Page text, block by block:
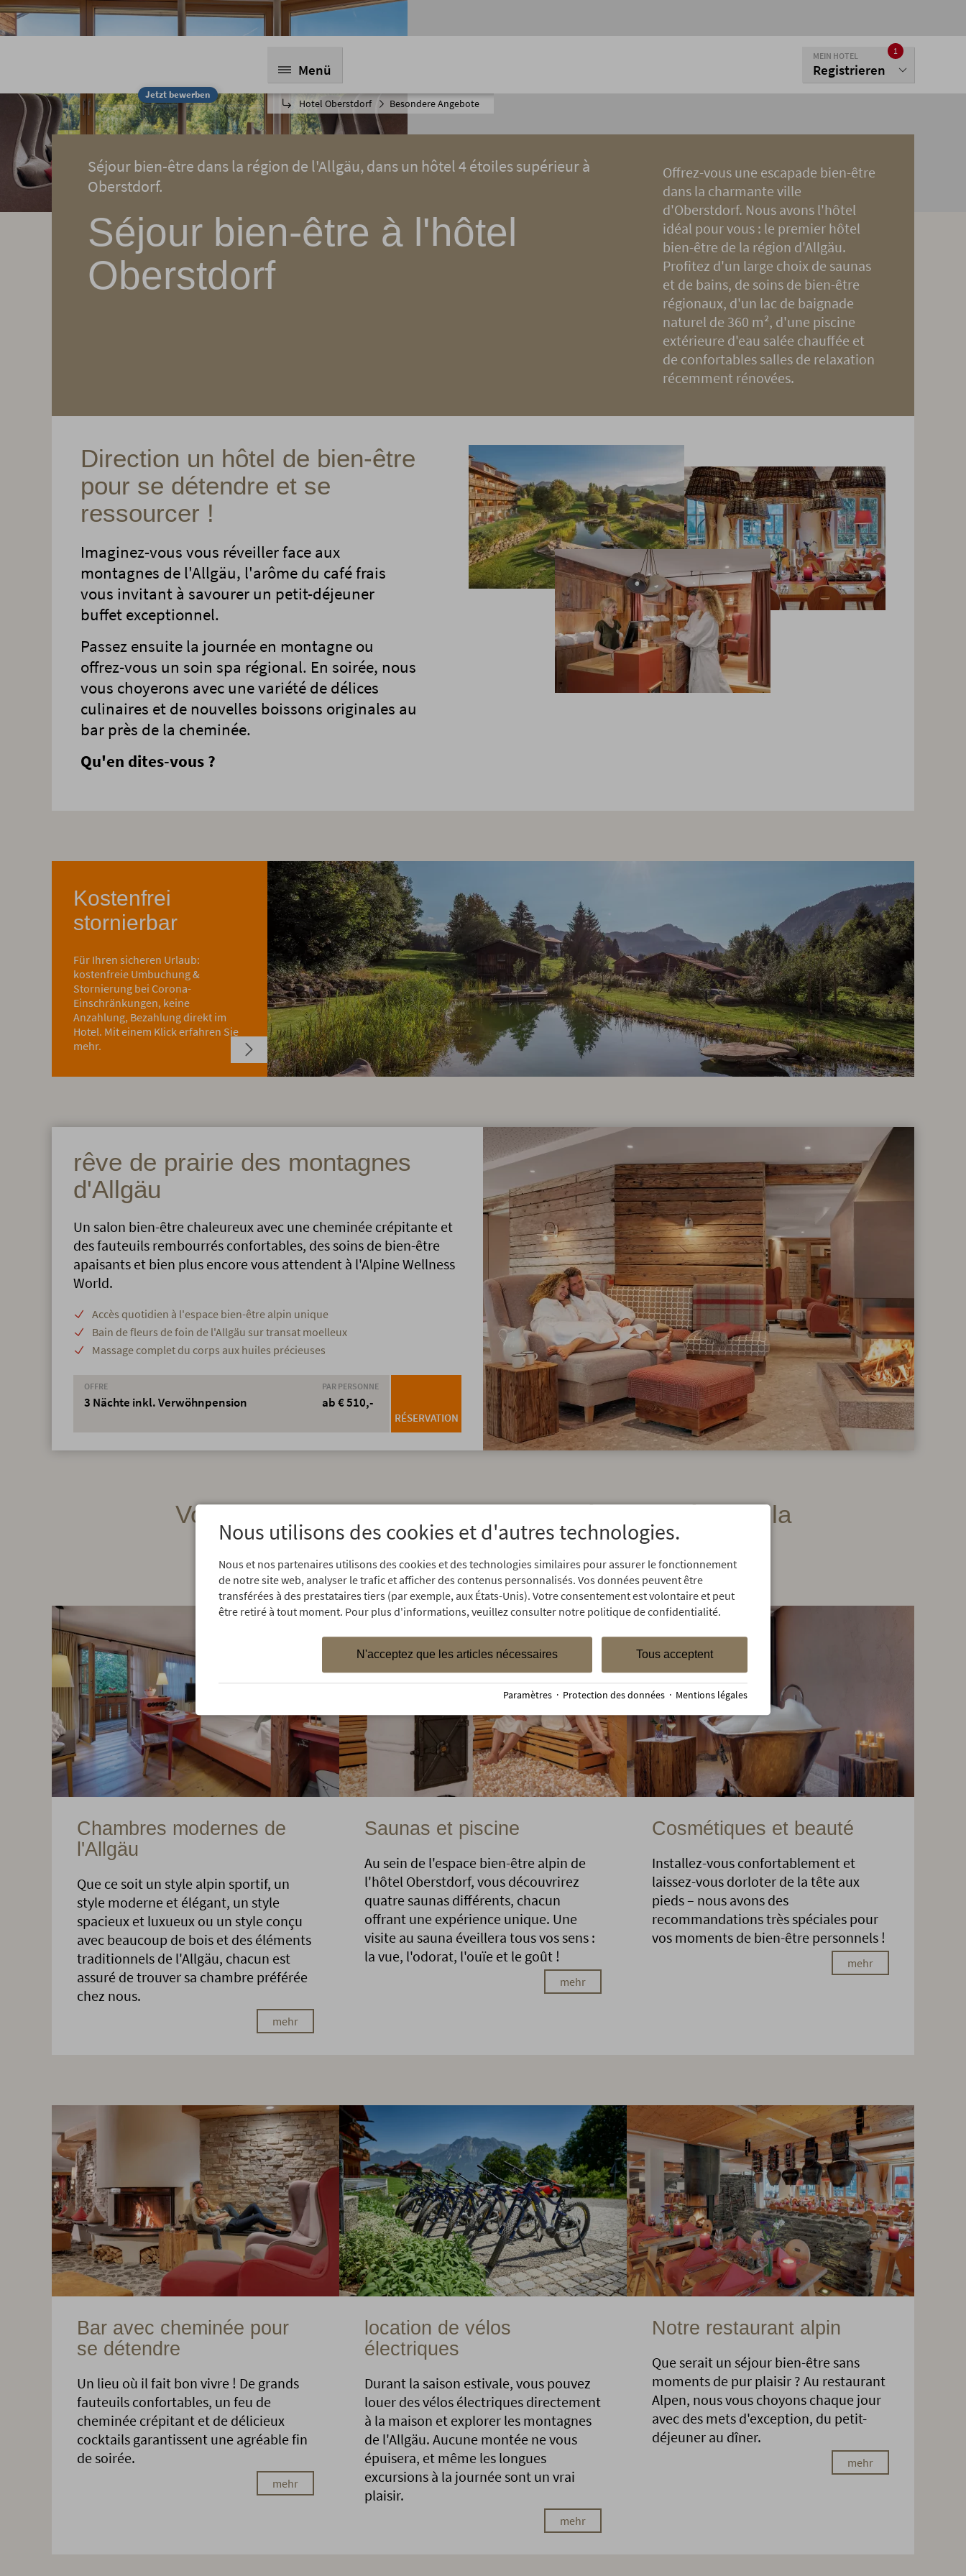
Jetzt bewerben
Menü
Hotel Oberstdorf Besondere Angebote
MEIN HOTEL
Registrieren
1
Séjour bien-être dans la région de l'Allgäu, dans un hôtel 4 étoiles supérieur à
Oberstdorf.
Séjour bien-être à l'hôtel
Oberstdorf
Offrez-vous une escapade bien-être
dans la charmante ville
d'Oberstdorf. Nous avons l'hôtel
idéal pour vous : le premier hôtel
bien-être de la région d'Allgäu.
Profitez d'un large choix de saunas
et de bains, de soins de bien-être
régionaux, d'un lac de baignade
naturel de 360 m², d'une piscine
extérieure d'eau salée chauffée et
de confortables salles de relaxation
récemment rénovées.
Direction un hôtel de bien-être
pour se détendre et se
ressourcer !
Imaginez-vous vous réveiller face aux
montagnes de l'Allgäu, l'arôme du café frais
vous invitant à savourer un petit-déjeuner
buffet exceptionnel.
Passez ensuite la journée en montagne ou
offrez-vous un soin spa régional. En soirée, nous
vous choyerons avec une variété de délices
culinaires et de nouvelles boissons originales au
bar près de la cheminée.
Qu'en dites-vous ?
Kostenfrei
stornierbar
Für Ihren sicheren Urlaub:
kostenfreie Umbuchung &
Stornierung bei Corona-
Einschränkungen, keine
Anzahlung, Bezahlung direkt im
Hotel. Mit einem Klick erfahren Sie
mehr.
rêve de prairie des montagnes
d'Allgäu
Un salon bien-être chaleureux avec une cheminée crépitante et
des fauteuils rembourrés confortables, des soins de bien-être
apaisants et bien plus encore vous attendent à l'Alpine Wellness
World.
Accès quotidien à l'espace bien-être alpin unique
Bain de fleurs de foin de l'Allgäu sur transat moelleux
Massage complet du corps aux huiles précieuses
OFFRE
3 Nächte inkl. Verwöhnpension
PAR PERSONNE
ab € 510,-
RÉSERVATION
Voici ce qui vous attend dans votre hôtel bien-être de la
région d'Allgäu.
Chambres modernes de
l'Allgäu
Que ce soit un style alpin sportif, un
style moderne et élégant, un style
spacieux et luxueux ou un style conçu
avec beaucoup de bois et des éléments
traditionnels de l'Allgäu, chacun est
assuré de trouver sa chambre préférée
chez nous.
mehr
Saunas et piscine
Au sein de l'espace bien-être alpin de
l'hôtel Oberstdorf, vous découvrirez
quatre saunas différents, chacun
offrant une expérience unique. Une
visite au sauna éveillera tous vos sens :
la vue, l'odorat, l'ouïe et le goût !
mehr
Cosmétiques et beauté
Installez-vous confortablement et
laissez-vous dorloter de la tête aux
pieds – nous avons des
recommandations très spéciales pour
vos moments de bien-être personnels !
mehr
Bar avec cheminée pour
se détendre
Un lieu où il fait bon vivre ! De grands
fauteuils confortables, un feu de
cheminée crépitant et de délicieux
cocktails garantissent une agréable fin
de soirée.
mehr
location de vélos
électriques
Durant la saison estivale, vous pouvez
louer des vélos électriques directement
à la maison et explorer les montagnes
de l'Allgäu. Aucune montée ne vous
épuisera, et même les longues
excursions à la journée sont un vrai
plaisir.
mehr
Notre restaurant alpin
Que serait un séjour bien-être sans
moments de pur plaisir ? Au restaurant
Alpen, nous vous choyons chaque jour
avec des mets d'exception, du petit-
déjeuner au dîner.
mehr
Nous utilisons des cookies et d'autres technologies.
Nous et nos partenaires utilisons des cookies et des technologies similaires pour assurer le fonctionnement
de notre site web, analyser le trafic et afficher des contenus personnalisés. Vos données peuvent être
transférées à des prestataires tiers (par exemple, aux États-Unis). Votre consentement est volontaire et peut
être retiré à tout moment. Pour plus d'informations, veuillez consulter notre politique de confidentialité.
Tous acceptent
N'acceptez que les articles nécessaires
Paramètres · Protection des données · Mentions légales